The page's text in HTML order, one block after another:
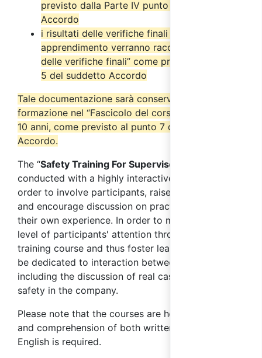
previsto dalla Parte IV punto 2.6 del suddetto
Accordo
i risultati delle verifiche finali di
apprendimento verranno raccolti nel “Verbale
delle verifiche finali” come previsto dal punto
5 del suddetto Accordo
Tale documentazione sarà conservata dall’ente di
formazione nel “Fascicolo del corso” per almeno
10 anni, come previsto al punto 7 del suddetto
Accordo.
The “Safety Training For Supervisors
conducted with a highly interactive method, in
order to involve participants, raise their interest,
and encourage discussion on practical cases from
their own experience. In order to maintain a high
level of participants' attention throughout the
training course and thus foster learning, time will
be dedicated to interaction between participants
including the discussion of real cases relating to
safety in the company.
Please note that the courses are held in English
and comprehension of both written and spoken
English is required.